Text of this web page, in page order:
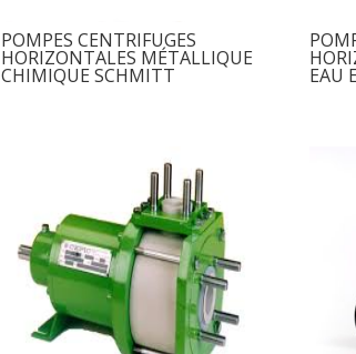
POMPES CENTRIFUGES
HORIZONTALES MÉTALLIQUE
CHIMIQUE SCHMITT EAU